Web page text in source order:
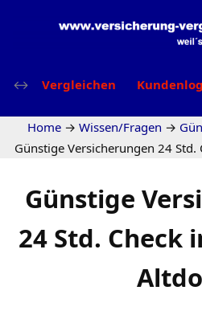
Vergleichen
Home → Wissen/Fragen →
Günstige Versicherungen 24
Günstige
24 Std. Check